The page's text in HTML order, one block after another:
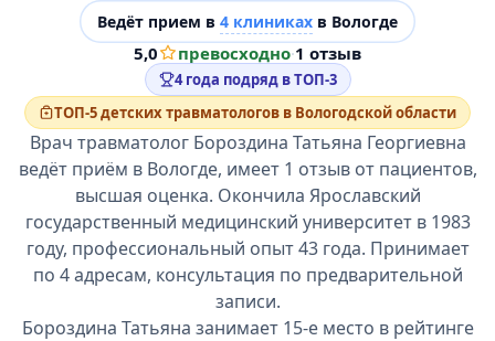
Ведёт прием в 4 клиниках в Вологде
5,0 превосходно·1 отзыв
4 года подряд в ТОП-3
ТОП-5 детских травматологов в Вологодской области
Врач травматолог Бороздина Татьяна Георгиевна
ведёт приём в Вологде, имеет 1 отзыв от пациентов,
высшая оценка. Окончила Ярославский
государственный медицинский университет в 1983
году, профессиональный опыт 43 года. Принимает
по 4 адресам, консультация по предварительной
записи.
Бороздина Татьяна занимает 15-е место в рейтинге